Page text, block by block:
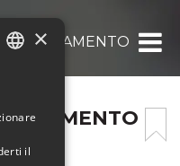
×
il